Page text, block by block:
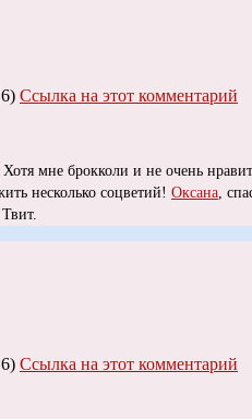
Ссылка на этот комментарий
мне брокколи и не очень
несколько соцветий! Оксана ,
Ссылка на этот комментарий